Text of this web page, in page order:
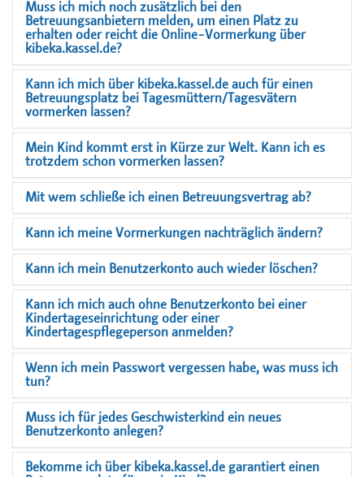
Muss ich mich noch zusätzlich bei den
Betreuungsanbietern melden, um einen Platz zu
erhalten oder reicht die Online-Vormerkung über
kibeka.kassel.de?
Kann ich mich über kibeka.kassel.de auch für einen
Betreuungsplatz bei Tagesmüttern/Tagesvätern
vormerken lassen?
Mein Kind kommt erst in Kürze zur Welt. Kann ich es
trotzdem schon vormerken lassen?
Mit wem schließe ich einen Betreuungsvertrag ab?
Kann ich meine Vormerkungen nachträglich ändern?
Kann ich mein Benutzerkonto auch wieder löschen?
Kann ich mich auch ohne Benutzerkonto bei einer
Kindertageseinrichtung oder einer
Kindertagespflegeperson anmelden?
Wenn ich mein Passwort vergessen habe, was muss ich
tun?
Muss ich für jedes Geschwisterkind ein neues
Benutzerkonto anlegen?
Bekomme ich über kibeka.kassel.de garantiert einen